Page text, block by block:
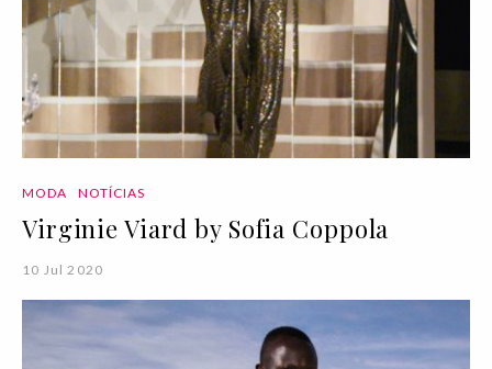
MODA NOTÍCIAS
Virginie Viard by Sofia Coppola
10 Jul 2020